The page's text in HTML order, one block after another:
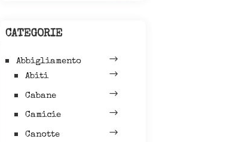
CATEGORIE
Abbigliamento
Abiti
Cabane
Camicie
Canotte